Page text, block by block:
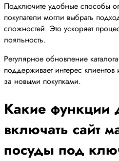
Подключите удобные способы
покупатели могли выбрать
сложностей. Это ускоряет
лояльность.
Регулярное обновление
поддерживает интерес клиентов
за новыми покупками.
Какие функции
включать сайт
посуды под